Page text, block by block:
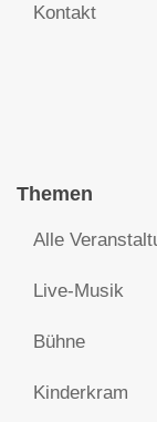
Kontakt
Themen
Alle
Live-Musik
Bühne
Kinderkram